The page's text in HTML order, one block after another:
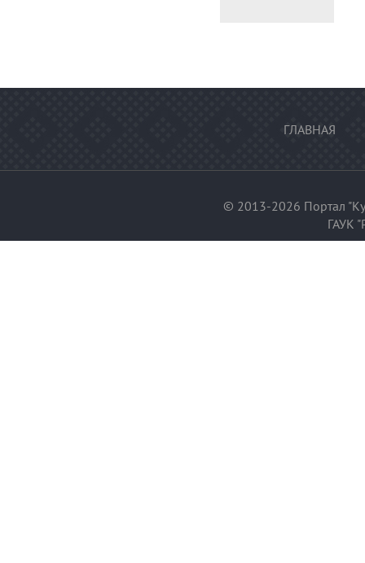
ГЛАВНАЯ
© 2013-2026 Портал
ГАУК